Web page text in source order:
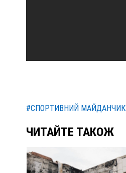
#СПОРТИВНИЙ МАЙДАНЧИК
ЧИТАЙТЕ ТАКОЖ